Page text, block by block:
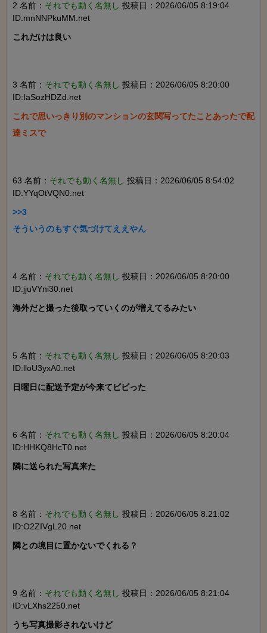
2 名前： それでも動く名無し 投稿日：2026/06/05 8:19:04
ID:mnNNPkuMM.net
これだけは良い
3 名前： それでも動く名無し 投稿日：2026/06/05 8:20:00
ID:IaSozHDZd.net
これで思いっきり別のマンションの玄関写ってたことあったで配
達ミスで
63 名前： それでも動く名無し 投稿日：2026/06/05 8:54:02
ID:YYqOtVQN0.net
>>3
そういうのもすぐ気づけてええやん
4 名前： それでも動く名無し 投稿日：2026/06/05 8:20:00
ID:jjuVYni30.net
海外だと撮った後取っていくのが増えてるみたい
5 名前： それでも動く名無し 投稿日：2026/06/05 8:20:03
ID:lloU3yxA0.net
日曜日に配送予定が今来てビビった
6 名前： それでも動く名無し 投稿日：2026/06/05 8:20:04
ID:HHKQ8HcT0.net
隣に送られた写真来た
8 名前： それでも動く名無し 投稿日：2026/06/05 8:21:02
ID:O2ZIVgL20.net
隣との境目に置かないでくれる？
9 名前： それでも動く名無し 投稿日：2026/06/05 8:21:04
ID:vLXhs2250.net
うち写真撮影されないけど